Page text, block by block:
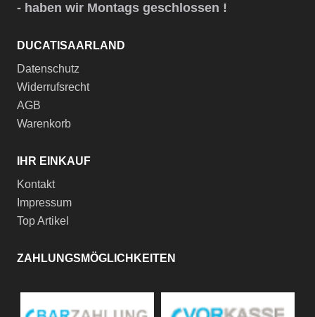
- haben wir Montags geschlossen !
DUCATISAARLAND
Datenschutz
Widerrufsrecht
AGB
Warenkorb
IHR EINKAUF
Kontakt
Impressum
Top Artikel
ZAHLUNGSMÖGLICHKEITEN